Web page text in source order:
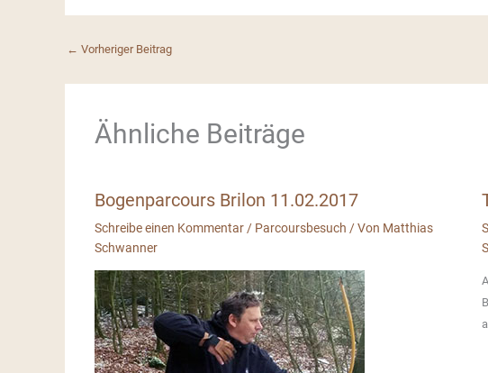
c
e
b
o
at
s
A
p
er
st
ai ar
← Vorheriger Beitrag
Ähnliche Beiträge
Bogenparcours Brilon 11.02.2017
Schreibe einen Kommentar / Parcoursbesuch / Von Matthias
Schwanner